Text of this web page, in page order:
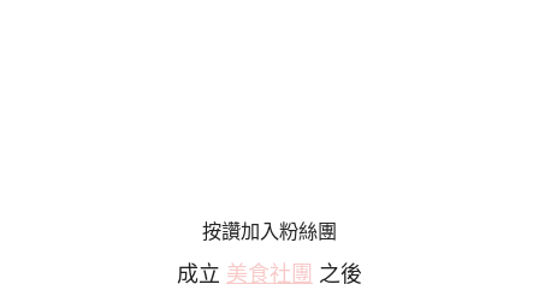
按讚加入粉絲團
成立 美食社團 之後